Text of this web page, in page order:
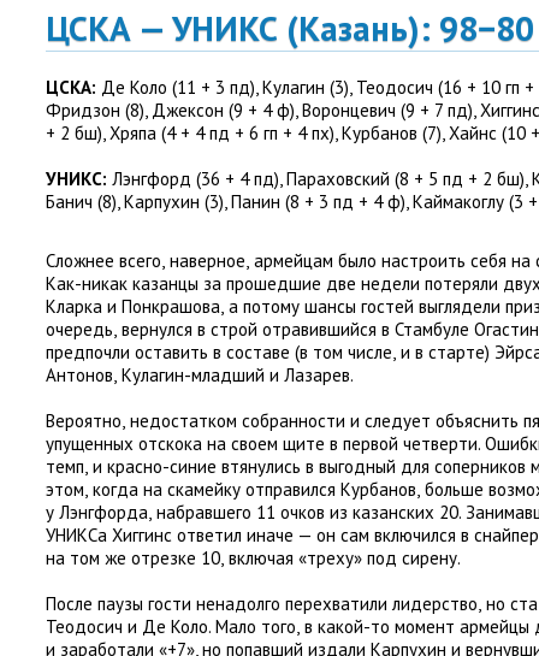
ЦСКА — УНИКС (Казань):
ЦСКА: Де Коло (11 + 3 пд), Кулагин (3), Теодосич (16 + 10 гп
Фридзон (8), Джексон (9 + 4 ф), Воронцевич (9 + 7 пд), Хиггинс
+ 2 бш), Хряпа (4 + 4 пд + 6 гп + 4 пх), Курбанов (7), Хайнс (10
УНИКС: Лэнгфорд (36 + 4 пд), Параховский (8 + 5 пд + 2 бш),
Банич (8), Карпухин (3), Панин (8 + 3 пд + 4 ф), Каймакоглу (3
Сложнее всего, наверное, армейцам было настроить себя на
Как-никак казанцы за прошедшие две недели потеряли
Кларка и Понкрашова, а потому шансы гостей выглядели
очередь, вернулся в строй отравившийся в Стамбуле Огастин
предпочли оставить в составе (в том числе, и в старте)
Антонов, Кулагин-младший и Лазарев.
Вероятно, недостатком собранности и следует объяснить
упущенных отскока на своем щите в первой четверти.
темп, и красно-синие втянулись в выгодный для соперников
этом, когда на скамейку отправился Курбанов, больше
у Лэнгфорда, набравшего 11 очков из казанских 20.
УНИКСа Хиггинс ответил иначе — он сам включился в
на том же отрезке 10, включая «треху» под сирену.
После паузы гости ненадолго перехватили лидерство, но
Теодосич и Де Коло. Мало того, в какой-то момент армейцы
и заработали «+7», но попавший издали Карпухин и